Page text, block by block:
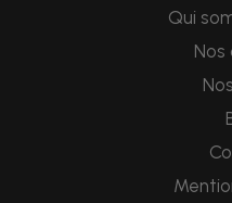
Qui
Nos